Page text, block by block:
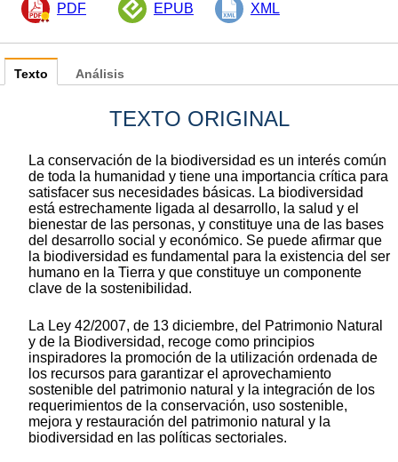
PDF EPUB XML
Texto
TEXTO ORIGINAL
La conservación de la biodiversidad es un interés común
de toda la humanidad y tiene una importancia crítica para
satisfacer sus necesidades básicas. La biodiversidad
está estrechamente ligada al desarrollo, la salud y el
bienestar de las personas, y constituye una de las bases
del desarrollo social y económico. Se puede afirmar que
la biodiversidad es fundamental para la existencia del ser
humano en la Tierra y que constituye un componente
clave de la sostenibilidad.
La Ley 42/2007, de 13 diciembre, del Patrimonio Natural
y de la Biodiversidad, recoge como principios
inspiradores la promoción de la utilización ordenada de
los recursos para garantizar el aprovechamiento
sostenible del patrimonio natural y la integración de los
requerimientos de la conservación, uso sostenible,
mejora y restauración del patrimonio natural y la
biodiversidad en las políticas sectoriales.
Análisis